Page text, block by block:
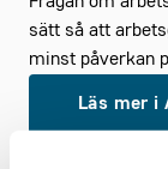
sätt så att
minst påverkan
Läs mer i